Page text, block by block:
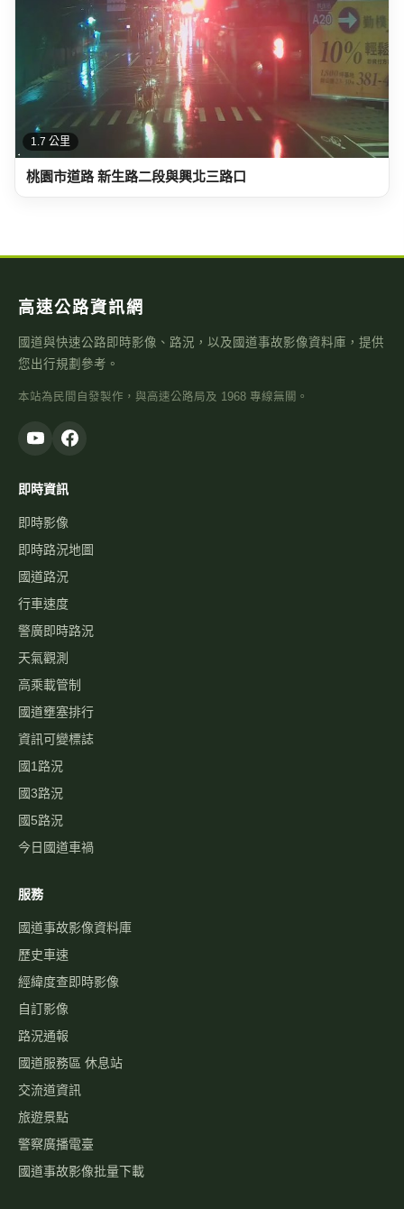
1.7 公里
桃園市道路 新生路二段與興北三路口
高速公路資訊網
國道與快速公路即時影像、路況，以及國道事故影像資料庫，提供
您出行規劃參考。
本站為民間自發製作，與高速公路局及 1968 專線無關。
即時資訊
即時影像
即時路況地圖
國道路況
行車速度
警廣即時路況
天氣觀測
高乘載管制
國道壅塞排行
資訊可變標誌
國1路況
國3路況
國5路況
今日國道車禍
服務
國道事故影像資料庫
歷史車速
經緯度查即時影像
自訂影像
路況通報
國道服務區 休息站
交流道資訊
旅遊景點
警察廣播電臺
國道事故影像批量下載